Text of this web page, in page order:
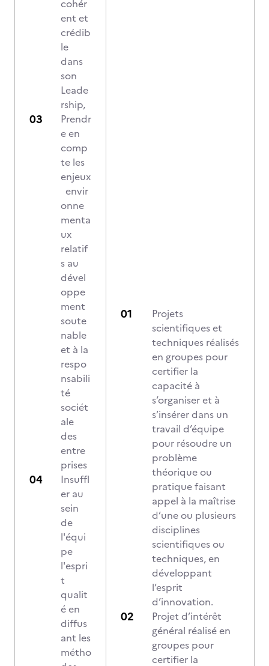
cohér
ent et
crédib
le
dans
son
Leade
rship,
Prendr
e en
comp
te les
enjeux
envir
onne
menta
ux
relatif
s au
dével
oppe
ment
soute
nable
et à la
respo
nsabili
té
sociét
ale
des
entre
prises
Insuffl
er au
sein
de
l'équi
pe
l'espri
t
qualit
é en
diffus
ant les
métho
Projets
scientifiques et
techniques réalisés
en groupes pour
certifier la
capacité à
s’organiser et à
s’insérer dans un
travail d’équipe
pour résoudre un
problème
théorique ou
pratique faisant
appel à la maîtrise
d’une ou plusieurs
disciplines
scientifiques ou
techniques, en
développant
l’esprit
d’innovation.
Projet d’intérêt
général réalisé en
groupes pour
certifier la